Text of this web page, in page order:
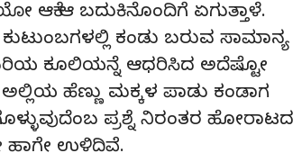
ಆಕೆ ಆ ಬದುಕಿನೊಂದಿಗೆ ಏಗುತ್ತಾಳೆ.
ಕಂಡು ಬರುವ ಸಾಮಾನ್ಯ
ಬರಿಯ ಕೂಲಿಯನ್ನೆ ಆಧರಿಸಿದ ಅದೆಷ್ಟೋ
ಹೆಣ್ಣು ಮಕ್ಕಳ ಪಾಡು ಕಂಡಾಗ
ಪ್ರಶ್ನೆ ನಿರಂತರ ಹೋರಾಟದ
ಹಾಗೇ ಉಳಿದಿವೆ.